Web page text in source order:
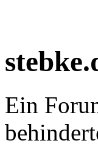
Ein